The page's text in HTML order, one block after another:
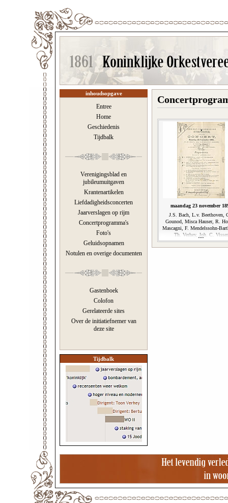
inhoudsopgave
Entree
Home
Geschiedenis
Tijdbalk
Verenigingsblad en
jubileumuitgaven
Krantenartikelen
Liefdadigheidsconcerten
Jaarverslagen op rijm
Concertprogramma's
Foto's
Geluidsopnamen
Notulen en overige documenten
Gastenboek
Colofon
Gerelateerde sites
Over de initiatiefnemer van
deze site
Tijdbalk
maandag 23 november
J.S. Bach, L.v. Beethoven,
Gounod, Misca Hauser, R.
Mascagni, F. Mendelssohn-
Th. Verhey, Joh. C. Visser